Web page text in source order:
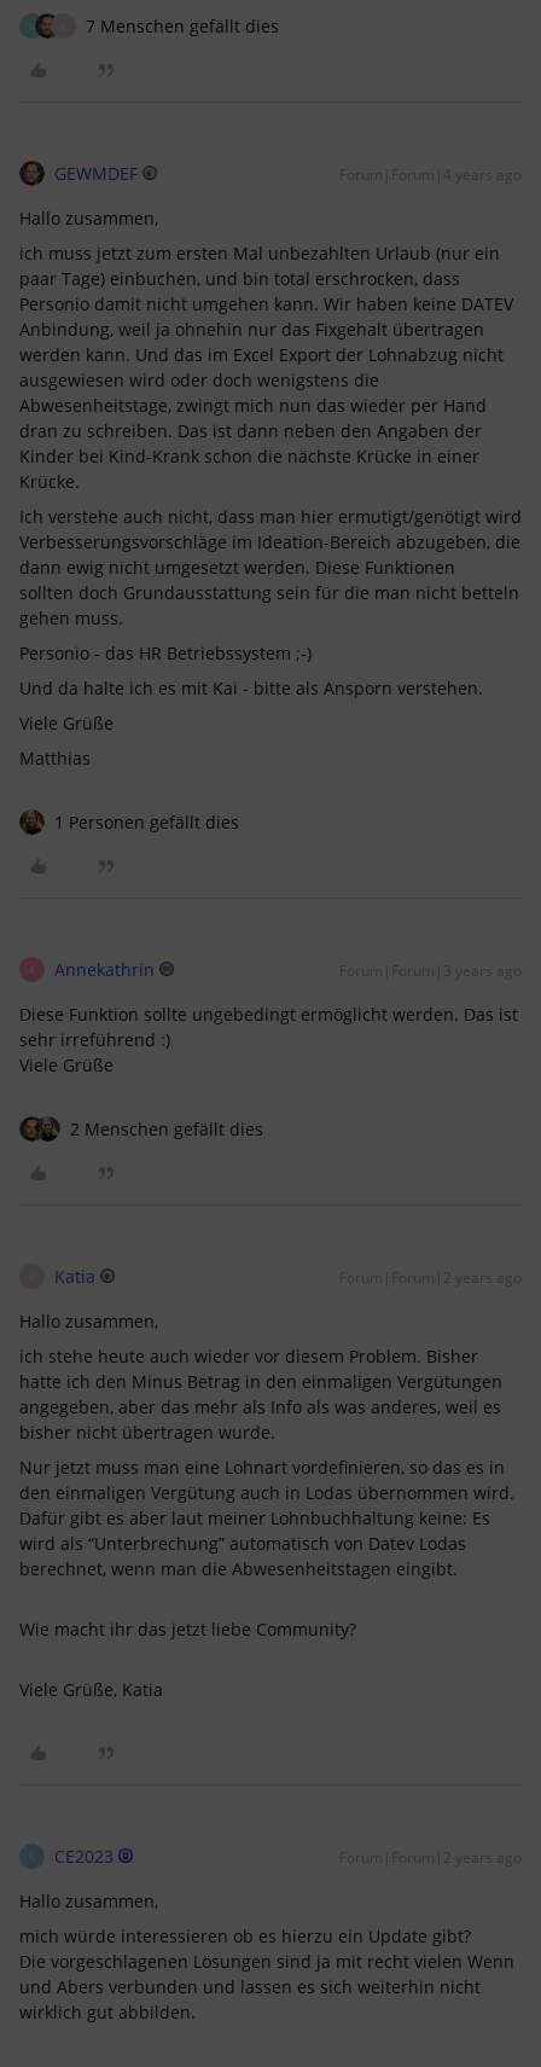
7 Menschen gefällt dies
GEWMDEF Forum|Forum|4 years ago
Hallo zusammen,
ich muss jetzt zum ersten Mal unbezahlten Urlaub (nur ein
paar Tage) einbuchen, und bin total erschrocken, dass
Personio damit nicht umgehen kann. Wir haben keine DATEV
Anbindung, weil ja ohnehin nur das Fixgehalt übertragen
werden kann. Und das im Excel Export der Lohnabzug nicht
ausgewiesen wird oder doch wenigstens die
Abwesenheitstage, zwingt mich nun das wieder per Hand
dran zu schreiben. Das ist dann neben den Angaben der
Kinder bei Kind-Krank schon die nächste Krücke in einer
Krücke.
Ich verstehe auch nicht, dass man hier ermutigt/genötigt wird
Verbesserungsvorschläge im Ideation-Bereich abzugeben, die
dann ewig nicht umgesetzt werden. Diese Funktionen
sollten doch Grundausstattung sein für die man nicht betteln
gehen muss.
Personio - das HR Betriebssystem ;-)
Und da halte ich es mit Kai - bitte als Ansporn verstehen.
Viele Grüße
Matthias
1 Personen gefällt dies
A Annekathrin Forum|Forum|3 years ago
Diese Funktion sollte ungebedingt ermöglicht werden. Das ist
sehr irreführend :)
Viele Grüße
2 Menschen gefällt dies
Katia Forum|Forum|2 years ago
Hallo zusammen,
ich stehe heute auch wieder vor diesem Problem. Bisher
hatte ich den Minus Betrag in den einmaligen Vergütungen
angegeben, aber das mehr als Info als was anderes, weil es
bisher nicht übertragen wurde.
Nur jetzt muss man eine Lohnart vordefinieren, so das es in
den einmaligen Vergütung auch in Lodas übernommen wird.
Dafür gibt es aber laut meiner Lohnbuchhaltung keine: Es
wird als “Unterbrechung” automatisch von Datev Lodas
berechnet, wenn man die Abwesenheitstagen eingibt.
Wie macht ihr das jetzt liebe Community?
Viele Grüße, Katia
CE2023 Forum|Forum|2 years ago
Hallo zusammen,
mich würde interessieren ob es hierzu ein Update gibt?
Die vorgeschlagenen Lösungen sind ja mit recht vielen Wenn
und Abers verbunden und lassen es sich weiterhin nicht
wirklich gut abbilden.